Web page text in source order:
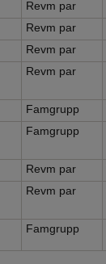
Revm par
Revm par
Revm par
Revm par
Famgrupp
Famgrupp
Revm par
Revm par
Famgrupp